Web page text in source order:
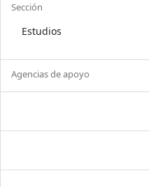
Sección
Estudios
Agencias de apoyo